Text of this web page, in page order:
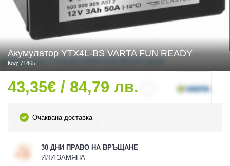
Акумулатор YTX4L-BS VARTA FUN READY
Код: 71465
43,35€ / 84,79 лв.
Очаквана доставка
30 ДНИ ПРАВО НА ВРЪЩАНЕ
ИЛИ ЗАМЯНА